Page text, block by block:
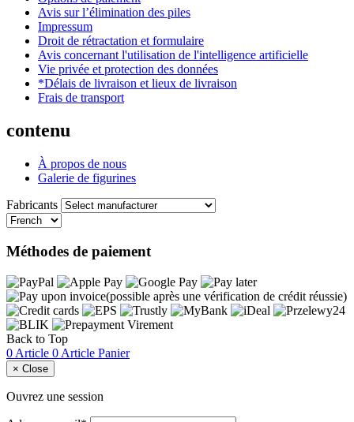
Avis sur l’élimination des piles
Impressum
Droit de rétractation et formulaire
Avis concernant l'utilisation de l'intelligence artificielle
Vie privée et protection des données
*Délais de livraison et lieux de livraison
Frais de transport
contenu
À propos de nous
Galerie de figurines
Fabricants
Méthodes de paiement
Back to Top
0 Article 0 Article Panier
× Close
Ouvrez une session